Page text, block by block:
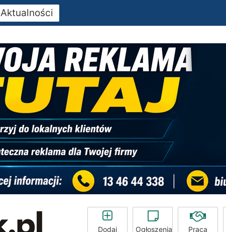
Aktualności
Dodaj Ogłoszenia Praca